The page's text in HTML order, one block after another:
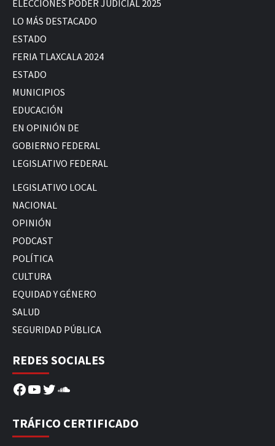
ELECCIONES PODER JUDICIAL 2025
LO MÁS DESTACADO
ESTADO
FERIA TLAXCALA 2024
ESTADO
MUNICIPIOS
EDUCACIÓN
EN OPINIÓN DE
GOBIERNO FEDERAL
LEGISLATIVO FEDERAL
LEGISLATIVO LOCAL
NACIONAL
OPINIÓN
PODCAST
POLÍTICA
CULTURA
EQUIDAD Y GÉNERO
SALUD
SEGURIDAD PÚBLICA
REDES SOCIALES
Facebook
YouTube
Twitter
SoundCloud
TRÁFICO CERTIFICADO